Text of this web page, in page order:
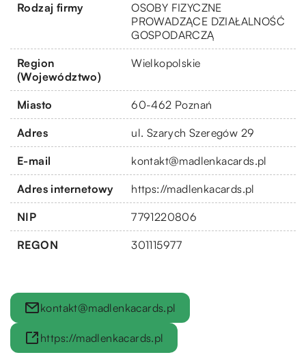
Rodzaj firmy
OSOBY FIZYCZNE
PROWADZĄCE DZIAŁALNOŚĆ
GOSPODARCZĄ
Region
(Województwo)
Wielkopolskie
Miasto 60-462 Poznań
Adres ul. Szarych Szeregów 29
E-mail kontakt@madlenkacards.pl
Adres internetowy https://madlenkacards.pl
NIP 7791220806
REGON 301115977
kontakt@madlenkacards.pl
https://madlenkacards.pl